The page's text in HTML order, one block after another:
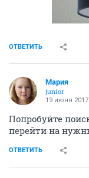
ОТВЕТИТЬ
Мaрия
junior
19 июня 2017
Попробуйте
перейти на
ОТВЕТИТЬ